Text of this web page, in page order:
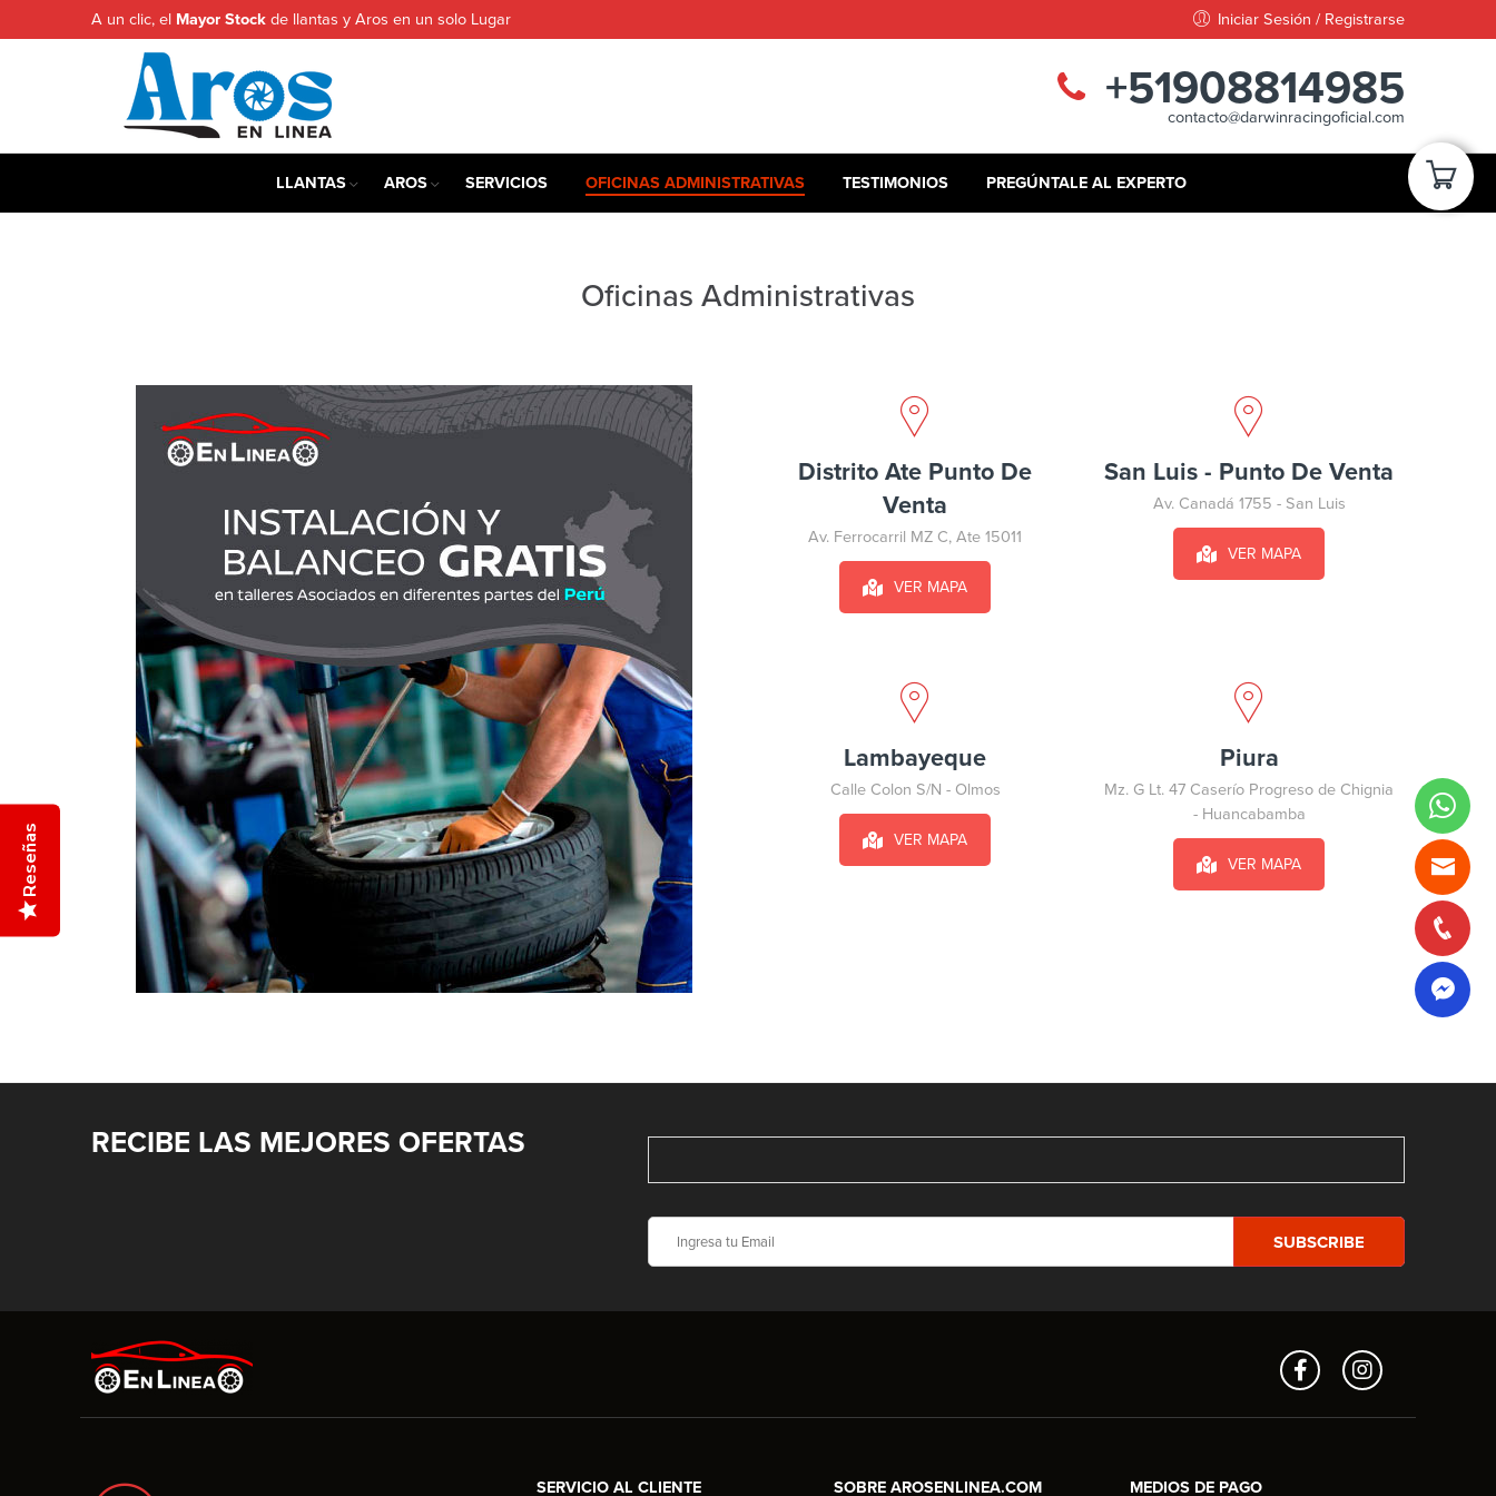
A un clic, el Mayor Stock de llantas y Aros en un solo Lugar Iniciar Sesión / Registrarse
+51908814985
contacto@darwinracingoficial.com
LLANTAS AROS SERVICIOS OFICINAS ADMINISTRATIVAS TESTIMONIOS PREGÚNTALE AL EXPERTO
Oficinas Administrativas
Distrito Ate Punto De
Venta
Av. Ferrocarril MZ C, Ate 15011
VER MAPA
San Luis - Punto De Venta
Av. Canadá 1755 - San Luis
VER MAPA
Lambayeque
Calle Colon S/N - Olmos
VER MAPA
Piura
Mz. G Lt. 47 Caserío Progreso de Chignia
- Huancabamba
VER MAPA
RECIBE LAS MEJORES OFERTAS
SERVICIO AL CLIENTE SOBRE AROSENLINEA.COM MEDIOS DE PAGO
Reseñas
Asesor Comercial